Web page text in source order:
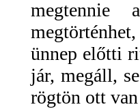
megtennie
ünnep előtti
jár, megáll,
rögtön ott